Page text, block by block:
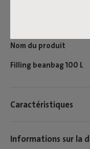
Nom du produit
Filling beanbag 100 L
Caractéristiques
Informations sur la